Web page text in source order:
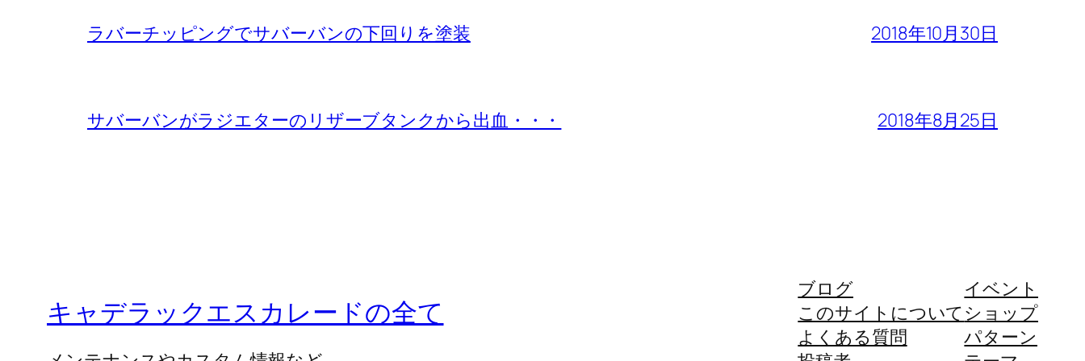
ラバーチッピングでサバーバンの下回りを塗装 2018年10月30日
サバーバンがラジエターのリザーブタンクから出血・・・ 2018年8月25日
キャデラックエスカレードの全て
ブログ
このサイトについて
よくある質問
イベント
ショップ
パターン